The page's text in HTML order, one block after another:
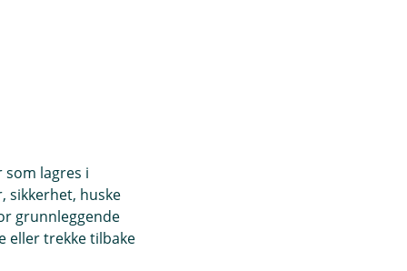
lagres i
sikkerhet, huske
grunnleggende
eller trekke tilbake